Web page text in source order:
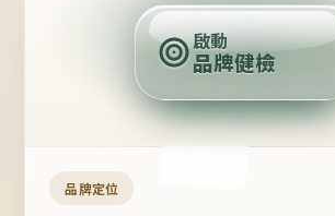
定
位
點
啟動
品牌健檢
品牌定位